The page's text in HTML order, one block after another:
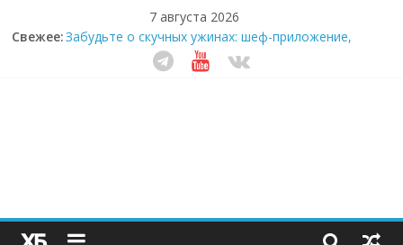
7 августа 2026
Свежее:Забудьте о скучных ужинах: шеф-приложение,
которое видит вашу еду насквозь
Небо зовёт: как бизнес на полётах дронов и
Секрет супергидратации: почему кокосовая вода с
пребиотиками становится главным трендом